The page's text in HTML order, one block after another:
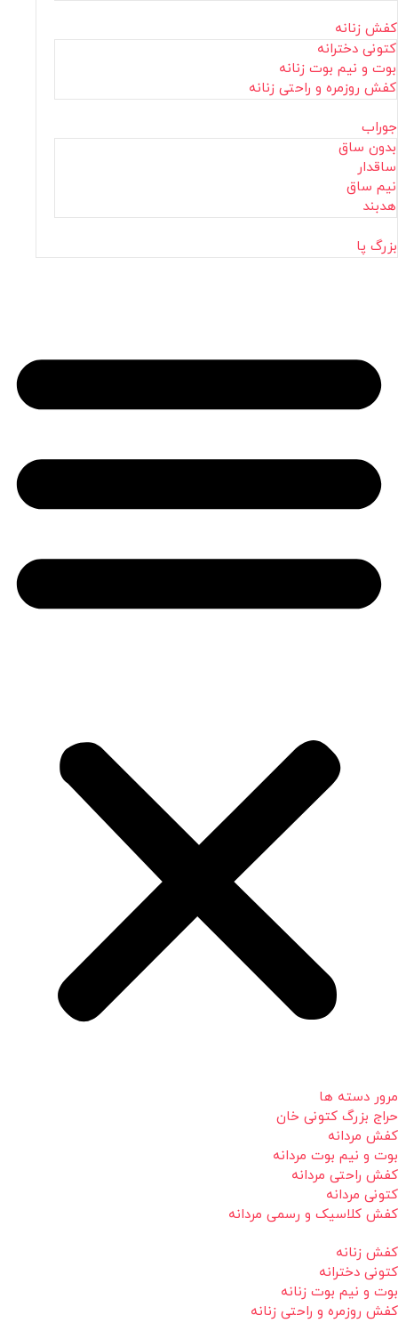
کفش زنانه
کتونی دخترانه
بوت و نیم بوت زنانه
کفش روزمره و راحتی زنانه
جوراب
بدون ساق
ساقدار
نیم ساق
هدبند
بزرگ پا
مرور دسته ها
حراج بزرگ کتونی خان
کفش مردانه
بوت و نیم بوت مردانه
کفش راحتی مردانه
کتونی مردانه
کفش کلاسیک و رسمی مردانه
کفش زنانه
کتونی دخترانه
بوت و نیم بوت زنانه
کفش روزمره و راحتی زنانه